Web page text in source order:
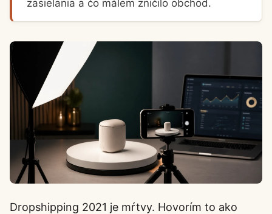
zasielania a čo málem zničilo obchod.
Dropshipping 2021 je mŕtvy. Hovorím to ako